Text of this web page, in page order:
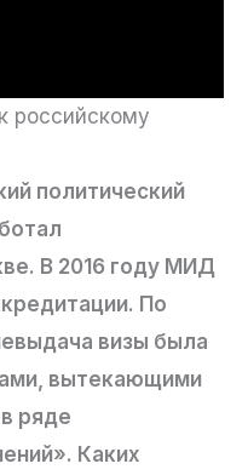
российскому
политический
В 2016 году МИД
По
визы была
вытекающими
ряде
Каких